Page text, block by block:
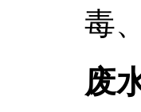
毒
废